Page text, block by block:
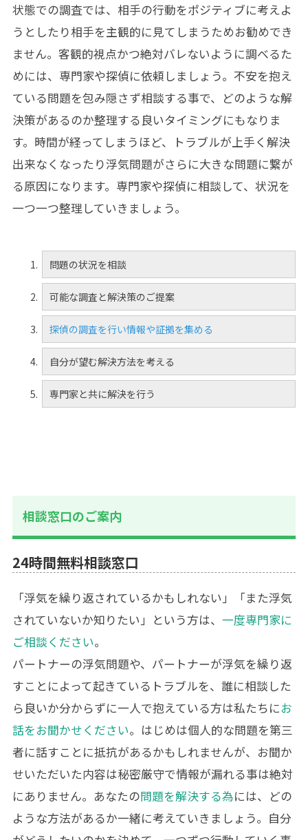
状態での調査では、相手の行動をポジティブに考えよ
うとしたり相手を主観的に見てしまうためお勧めでき
ません。客観的視点かつ絶対バレないように調べるた
めには、専門家や探偵に依頼しましょう。不安を抱え
ている問題を包み隠さず相談する事で、どのような解
決策があるのか整理する良いタイミングにもなりま
す。時間が経ってしまうほど、トラブルが上手く解決
出来なくなったり浮気問題がさらに大きな問題に繋が
る原因になります。専門家や探偵に相談して、状況を
一つ一つ整理していきましょう。
問題の状況を相談
可能な調査と解決策のご提案
探偵の調査を行い情報や証拠を集める
自分が望む解決方法を考える
専門家と共に解決を行う
相談窓口のご案内
24時間無料相談窓口
「浮気を繰り返されているかもしれない」「また浮気
されていないか知りたい」という方は、 一度専門家に
ご相談ください。
パートナーの浮気問題や、パートナーが浮気を繰り返
すことによって起きているトラブルを、誰に相談した
ら良いか分からずに一人で抱えている方は私たちにお
話をお聞かせください。はじめは個人的な問題を第三
者に話すことに抵抗があるかもしれませんが、お聞か
せいただいた内容は秘密厳守で情報が漏れる事は絶対
にありません。あなたの問題を解決する為には、どの
ような方法があるか一緒に考えていきましょう。自分